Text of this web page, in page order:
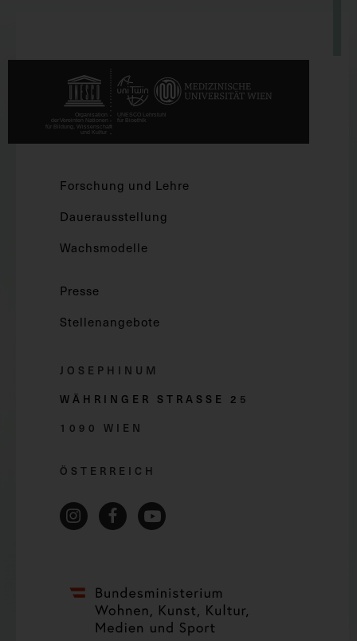
Forschung und Lehre
Dauerausstellung
Wachsmodelle
Presse
Stellenangebote
JOSEPHINUM
WÄHRINGER STRASSE 2 5
1090 WIEN
ÖSTERREICH